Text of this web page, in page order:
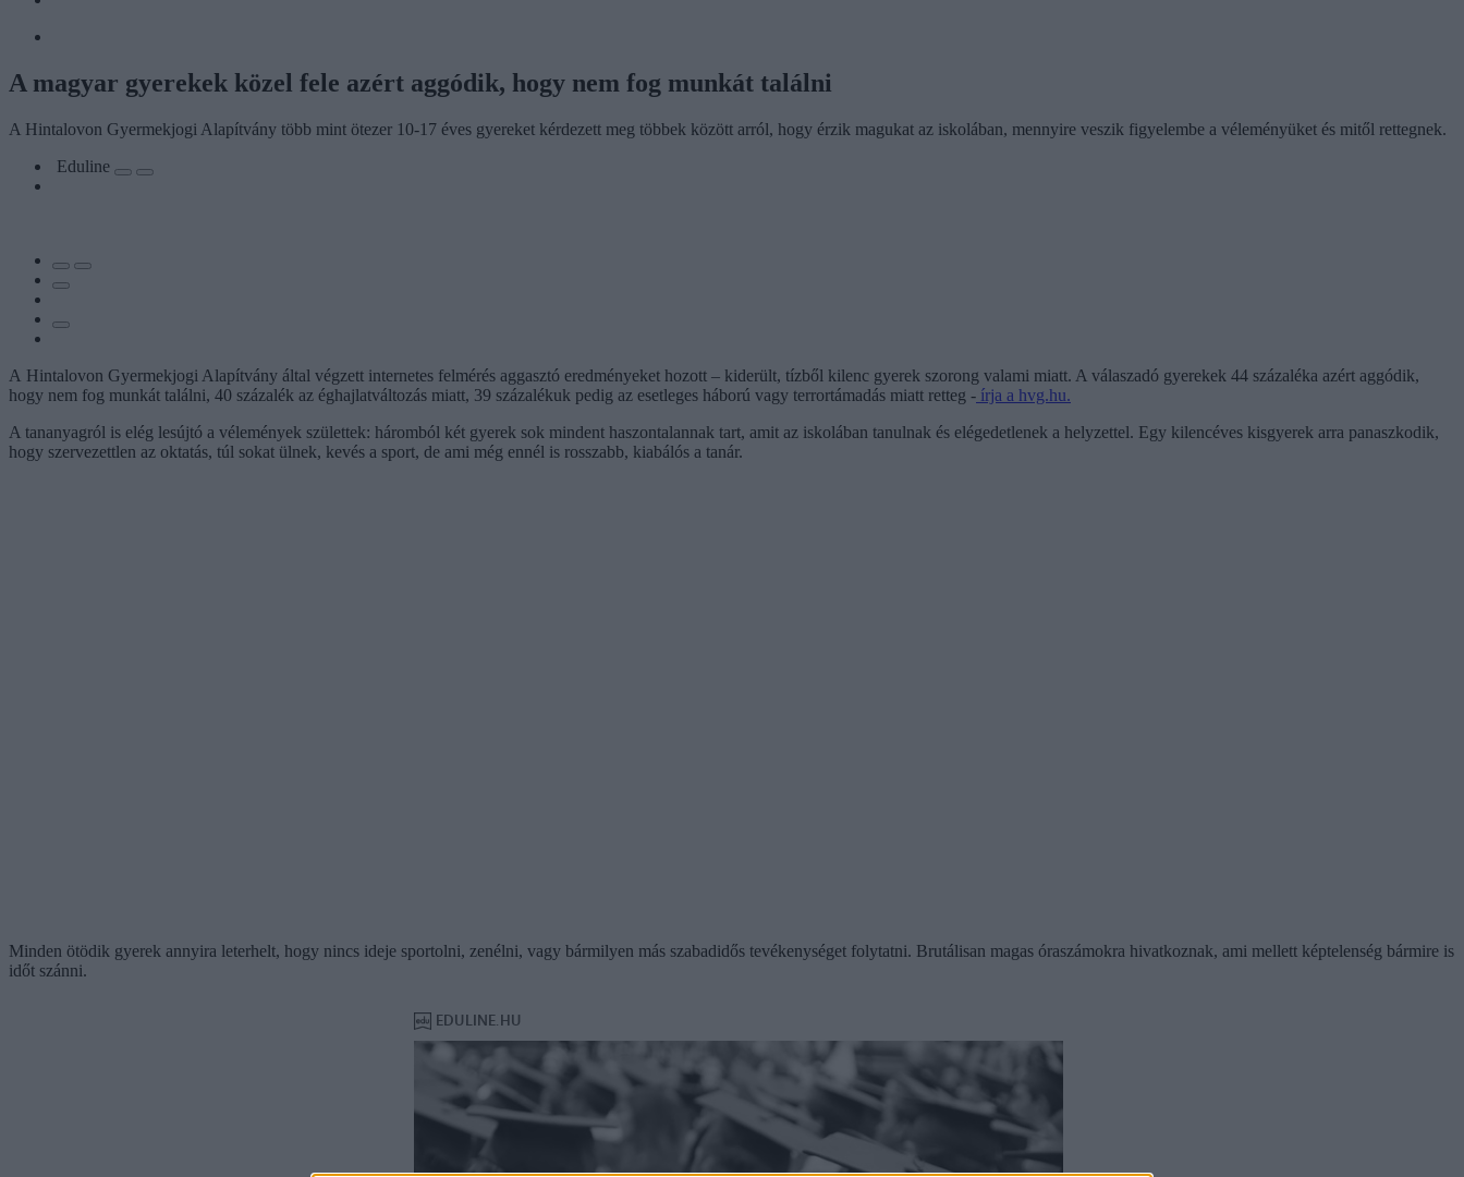
A magyar gyerekek közel fele azért aggódik, hogy nem fog munkát találni
A Hintalovon Gyermekjogi Alapítvány több mint ötezer 10-17 éves gyereket kérdezett meg többek között arról, hogy érzik magukat az iskolában, mennyire veszik figyelembe a véleményüket és mitől rettegnek.
Eduline
A Hintalovon Gyermekjogi Alapítvány által végzett internetes felmérés aggasztó eredményeket hozott – kiderült, tízből kilenc gyerek szorong valami miatt. A válaszadó gyerekek 44 százaléka azért aggódik,
hogy nem fog munkát találni, 40 százalék az éghajlatváltozás miatt, 39 százalékuk pedig az esetleges háború vagy terrortámadás miatt retteg - írja a hvg.hu.
A tananyagról is elég lesújtó a vélemények születtek: háromból két gyerek sok mindent haszontalannak tart, amit az iskolában tanulnak és elégedetlenek a helyzettel. Egy kilencéves kisgyerek arra panaszkodik,
hogy szervezettlen az oktatás, túl sokat ülnek, kevés a sport, de ami még ennél is rosszabb, kiabálós a tanár.
Minden ötödik gyerek annyira leterhelt, hogy nincs ideje sportolni, zenélni, vagy bármilyen más szabadidős tevékenységet folytatni. Brutálisan magas óraszámokra hivatkoznak, ami mellett képtelenség bármire is
időt szánni.